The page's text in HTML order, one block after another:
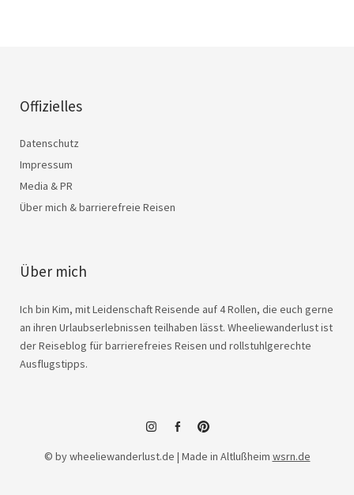
Offizielles
Datenschutz
Impressum
Media & PR
Über mich & barrierefreie Reisen
Über mich
Ich bin Kim, mit Leidenschaft Reisende auf 4 Rollen, die euch gerne
an ihren Urlaubserlebnissen teilhaben lässt. Wheeliewanderlust ist
der Reiseblog für barrierefreies Reisen und rollstuhlgerechte
Ausflugstipps.
instagramfacebook
© by wheeliewanderlust.de | Made in Altlußheim wsrn.de